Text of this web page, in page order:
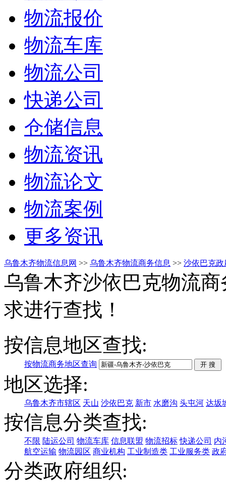
物流报价
物流车库
物流公司
快递公司
仓储信息
物流资讯
物流论文
物流案例
更多资讯
乌鲁木齐物流信息网 >> 乌鲁木齐物流商务信息 >> 沙依巴克
乌鲁木齐沙依巴克物流
求进行查找！
按信息地区查找:
按物流商务地区查询
地区选择:
乌鲁木齐市辖区 天山 沙依巴克 新市 水磨沟 头屯河 达坂
按信息分类查找:
不限 陆运公司 物流车库 信息联盟 物流招标 快递公司 内
航空运输 物流园区 商业机构 工业制造类 工业服务类 政
分类政府组织: